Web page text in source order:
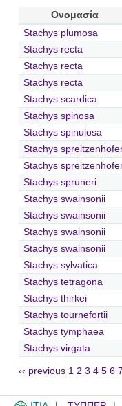
Ονομασία
Stachys plumosa
Stachys recta
Stachys recta
Stachys recta
Stachys scardica
Stachys spinosa
Stachys spinulosa
Stachys
Stachys
Stachys spruneri
Stachys swainsonii
Stachys swainsonii
Stachys swainsonii
Stachys swainsonii
Stachys sylvatica
Stachys tetragona
Stachys thirkei
Stachys tournefortii
Stachys tymphaea
Stachys virgata
‹‹ previous 1 2 3 4 5 6 7